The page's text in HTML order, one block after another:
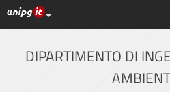
Skip
to
content
UniPG top links
DIPARTIMENTO DI